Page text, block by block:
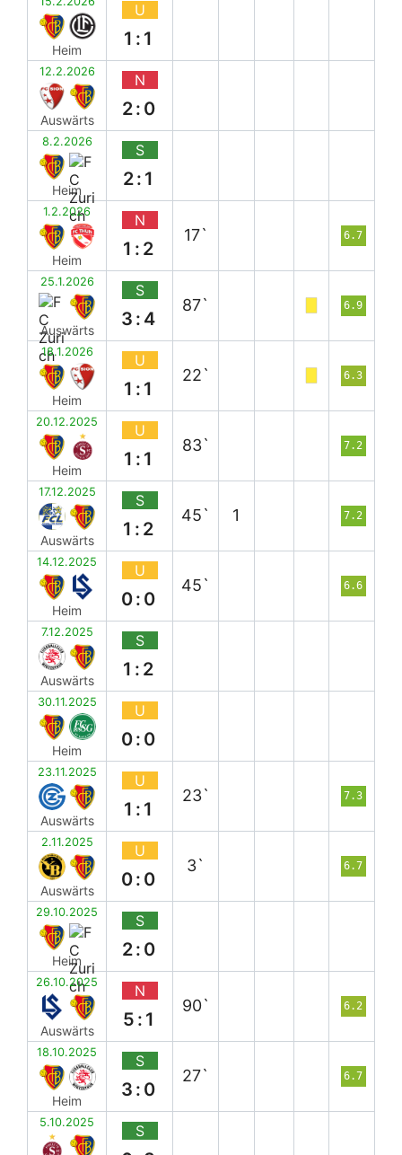
Heim
U
1:1
12.2.2026
Auswärts
N
2:0
8.2.2026
Heim
S
2:1
1.2.2026
Heim
N
1:2
17` 6.7
25.1.2026
Auswärts
S
3:4
87` 6.9
18.1.2026
Heim
U
1:1
22` 6.3
20.12.2025
Heim
U
1:1
83` 7.2
17.12.2025
Auswärts
S
1:2
45` 1 7.2
14.12.2025
Heim
U
0:0
45` 6.6
7.12.2025
Auswärts
S
1:2
30.11.2025
Heim
U
0:0
23.11.2025
Auswärts
U
1:1
23` 7.3
2.11.2025
Auswärts
U
0:0
3` 6.7
29.10.2025
Heim
S
2:0
26.10.2025
Auswärts
N
5:1
90` 6.2
18.10.2025
Heim
S
3:0
27` 6.7
5.10.2025 S